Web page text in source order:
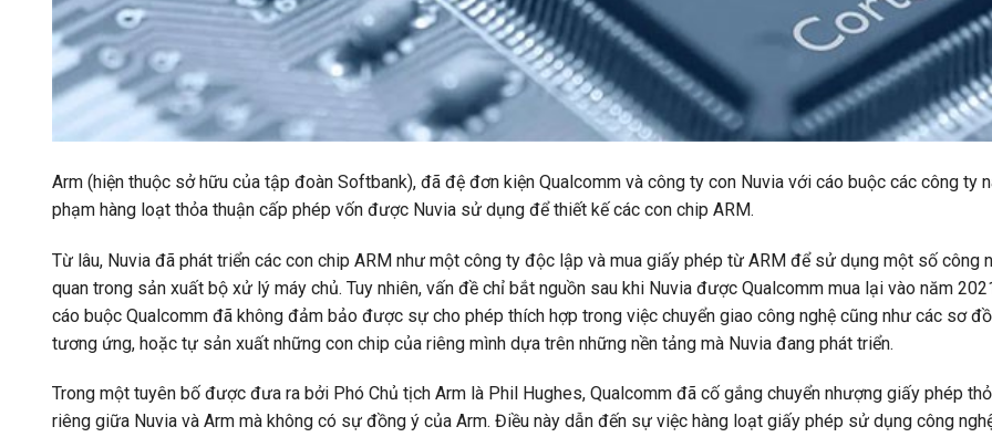
Arm (hiện thuộc sở hữu của tập đoàn Softbank), đã đệ đơn kiện Qualcomm và công ty con Nuvia với cáo buộc các công ty
phạm hàng loạt thỏa thuận cấp phép vốn được Nuvia sử dụng để thiết kế các con chip ARM.
Từ lâu, Nuvia đã phát triển các con chip ARM như một công ty độc lập và mua giấy phép từ ARM để sử dụng một số công
quan trong sản xuất bộ xử lý máy chủ. Tuy nhiên, vấn đề chỉ bắt nguồn sau khi Nuvia được Qualcomm mua lại vào năm
cáo buộc Qualcomm đã không đảm bảo được sự cho phép thích hợp trong việc chuyển giao công nghệ cũng như các sơ
tương ứng, hoặc tự sản xuất những con chip của riêng mình dựa trên những nền tảng mà Nuvia đang phát triển.
Trong một tuyên bố được đưa ra bởi Phó Chủ tịch Arm là Phil Hughes, Qualcomm đã cố gắng chuyển nhượng giấy phép
riêng giữa Nuvia và Arm mà không có sự đồng ý của Arm. Điều này dẫn đến sự việc hàng loạt giấy phép sử dụng công